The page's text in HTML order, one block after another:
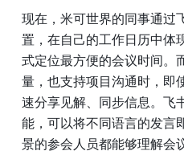
现在，米可世界的同事通过
置，在自己的工作日历中体
式定位最方便的会议时间。
量，也支持项目沟通时，即
速分享见解、同步信息。飞
能，可以将不同语言的发言
景的参会人员都能够理解会